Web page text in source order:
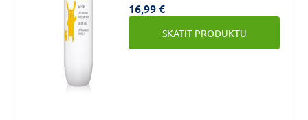
līmeni un aizsargā
ādu.Nekairina acis.Mīkstinošs.
Nomierinošs.
16,99 €
SKATĪT PRODUKTU